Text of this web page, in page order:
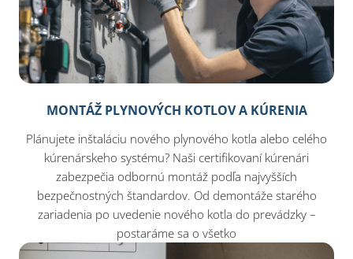
MONTÁŽ PLYNOVÝCH KOTLOV A KÚRENIA
Plánujete inštaláciu nového plynového kotla alebo celého
kúrenárskeho systému? Naši certifikovaní kúrenári
zabezpečia odbornú montáž podľa najvyšších
bezpečnostných štandardov. Od demontáže starého
zariadenia po uvedenie nového kotla do prevádzky –
postaráme sa o všetko